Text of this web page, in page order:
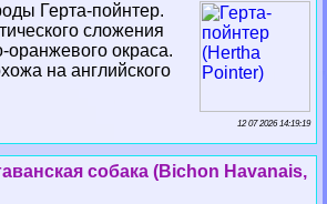
Герта-пойнтер.
сложения
окраса.
на английского
12 07 2026 14:19:19
собака (Bichon Havanais,